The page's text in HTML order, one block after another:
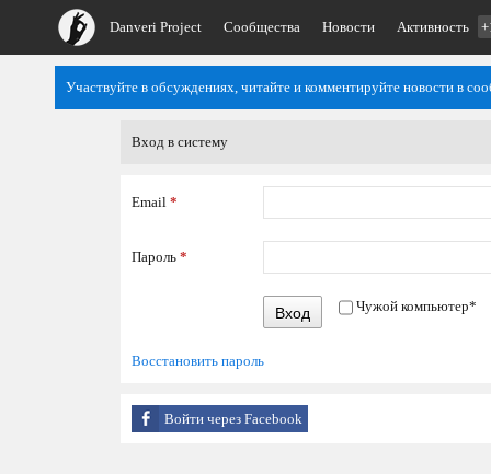
Danveri Project Сообщества Новости Активность
Участвуйте в обсуждениях, читайте и комментируйте новости в
Вход в систему
Email *
Пароль *
Вход Чужой компьютер*
Восстановить пароль
Войти через Facebook